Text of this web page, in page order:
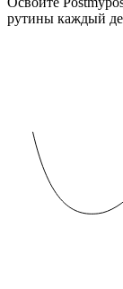
рутины каждый